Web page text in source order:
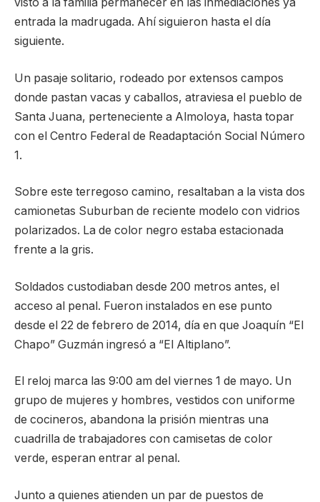
entrada la madrugada. Ahí siguieron hasta el día
siguiente.
Un pasaje solitario, rodeado por extensos campos
donde pastan vacas y caballos, atraviesa el pueblo de
Santa Juana, perteneciente a Almoloya, hasta topar
con el Centro Federal de Readaptación Social Número
1.
Sobre este terregoso camino, resaltaban a la vista dos
camionetas Suburban de reciente modelo con vidrios
polarizados. La de color negro estaba estacionada
frente a la gris.
Soldados custodiaban desde 200 metros antes, el
acceso al penal. Fueron instalados en ese punto
desde el 22 de febrero de 2014, día en que Joaquín “El
Chapo” Guzmán ingresó a “El Altiplano”.
El reloj marca las 9:00 am del viernes 1 de mayo. Un
grupo de mujeres y hombres, vestidos con uniforme
de cocineros, abandona la prisión mientras una
cuadrilla de trabajadores con camisetas de color
verde, esperan entrar al penal.
Junto a quienes atienden un par de puestos de